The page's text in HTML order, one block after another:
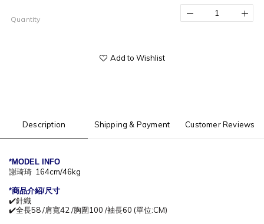
Quantity
Add to Wishlist
Description Shipping & Payment Customer Reviews
*MODEL INFO
謝琦琦 164cm/46kg
*商品介紹/尺寸
✔️針織
✔️全長58 /肩寬42 /胸圍100 /袖長60 (單位:CM)